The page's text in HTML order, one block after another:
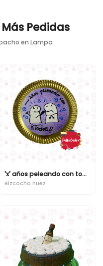
Pedidas
en Lampa
'x' años peleando con todos!!
Bizcocho nuez